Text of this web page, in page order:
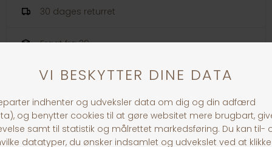
30 dages returret
Fragt fra 39,-
1-3 dages levering
Andre købte også